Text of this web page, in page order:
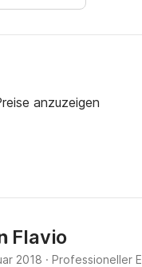
zu erhalten.
anzuzeigen
Flavio
2018 · Professioneller